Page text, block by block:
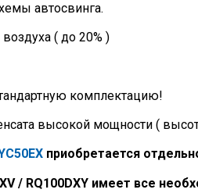
автосвинга.
( до 20% )
комплектацию!
высокой мощности (
приобретается
/ RQ100DXY имеет все